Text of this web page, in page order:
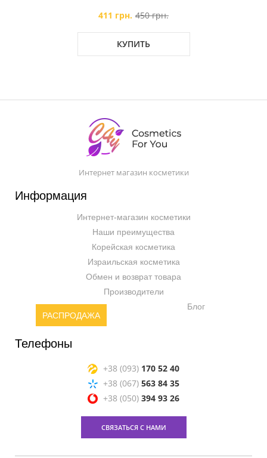
411 грн. 450 грн.
КУПИТЬ
Интернет магазин косметики
Информация
Интернет-магазин косметики
Наши преимущества
Корейская косметика
Израильская косметика
Обмен и возврат товара
Производители
РАСПРОДАЖА
Блог
Телефоны
+38 (093) 170 52 40
+38 (067) 563 84 35
+38 (050) 394 93 26
СВЯЗАТЬСЯ С НАМИ